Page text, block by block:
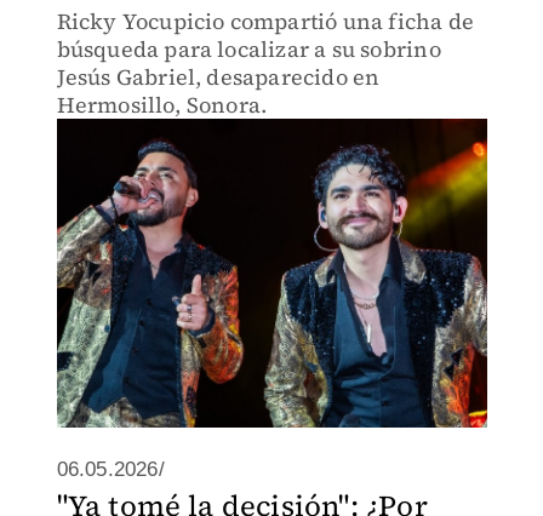
Ricky Yocupicio compartió una ficha de
búsqueda para localizar a su sobrino
Jesús Gabriel, desaparecido en
Hermosillo, Sonora.
06.05.2026/
"Ya tomé la decisión": ¿Por